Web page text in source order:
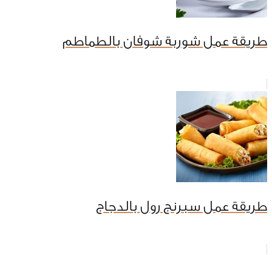
طريقة عمل شوربة شوفان بالطماطم
طريقة عمل سبرنج رول بالدجاج